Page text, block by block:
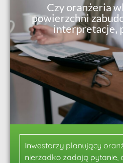
Czy oranżeria
powierzchni
interpretacje,
Inwestorzy planujący
nierzadko zadają pytanie,